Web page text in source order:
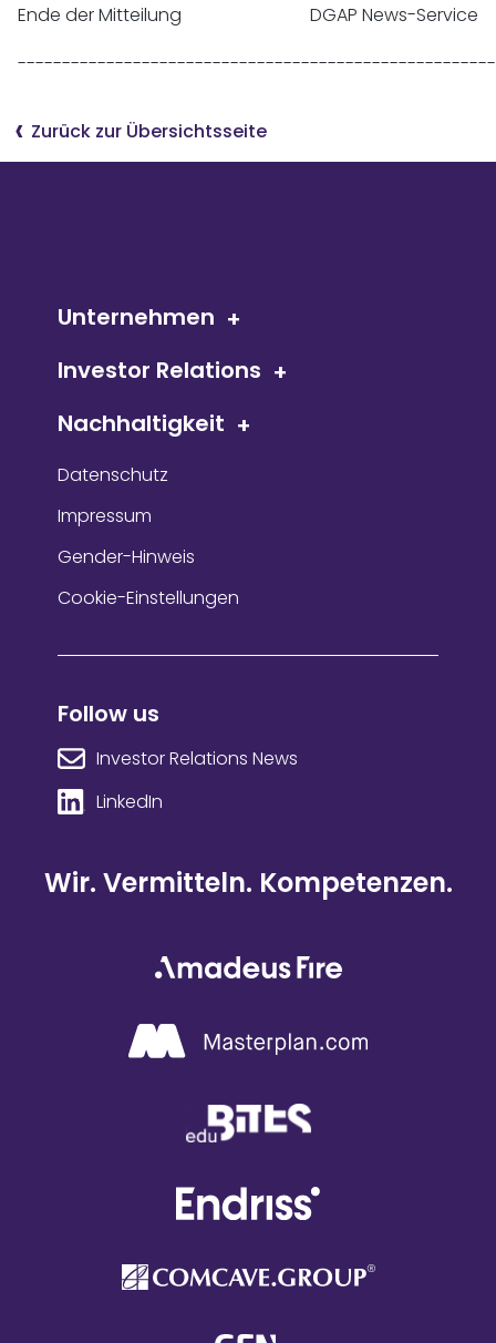
Ende der Mitteilung                             DGAP News-Service
Zurück zur Übersichtsseite
Unternehmen
Investor Relations
Nachhaltigkeit
Follow us
Investor Relations News
LinkedIn
Wir. Vermitteln. Kompetenzen.
Datenschutz
Impressum
Gender-Hinweis
Cookie-Einstellungen